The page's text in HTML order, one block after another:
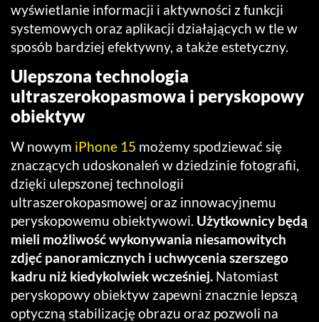
wyświetlanie informacji i aktywności z funkcji
systemowych oraz aplikacji działających w tle w
sposób bardziej efektywny, a także estetyczny.
Ulepszona technologia
ultraszerokopasmowa i peryskopowy
obiektyw
W nowym iPhone 15 możemy spodziewać się
znaczących udoskonaleń w dziedzinie fotografii,
dzięki ulepszonej technologii
ultraszerokopasmowej oraz innowacyjnemu
peryskopowemu obiektywowi. Użytkownicy będą
mieli możliwość wykonywania niesamowitych
zdjęć panoramicznych i uchwycenia szerszego
kadru niż kiedykolwiek wcześniej. Natomiast
peryskopowy obiektyw zapewni znacznie lepszą
optyczną stabilizację obrazu oraz pozwoli na